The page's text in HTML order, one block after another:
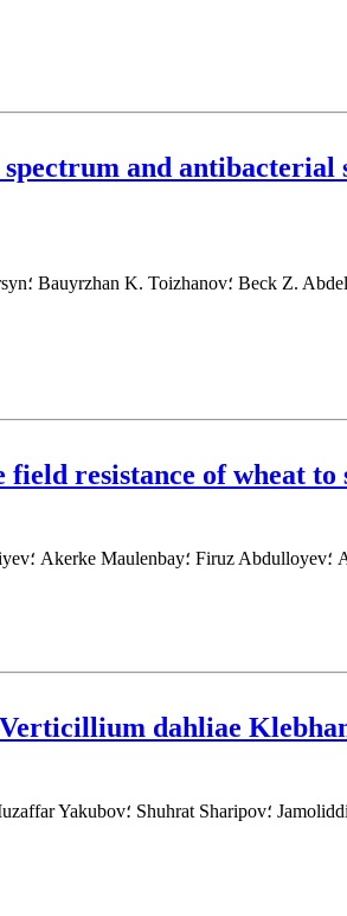
and
resistance of wheat
dahliae